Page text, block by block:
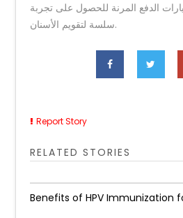
الدفع المرنة للحصول على تجربة
سلسة لتقويم الأسنان.
Report Story
RELATED STORIES
Benefits of HPV Immunization